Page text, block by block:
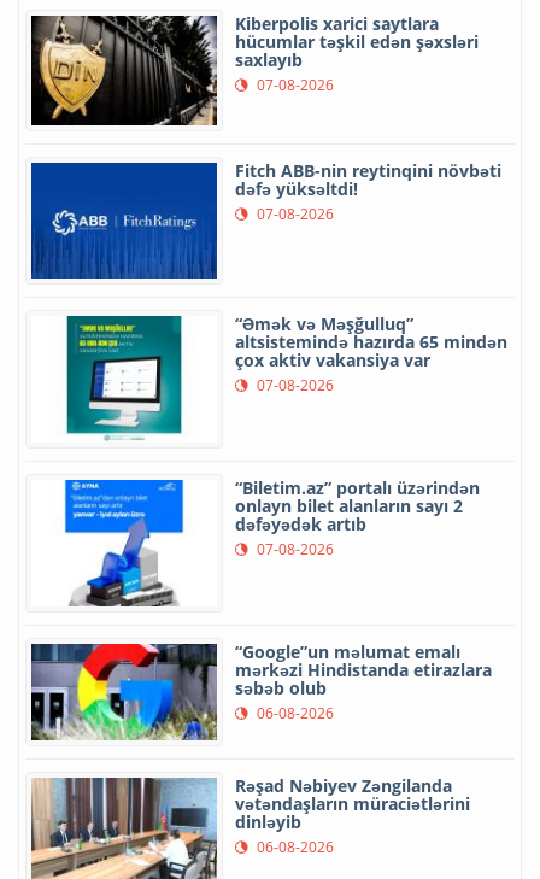
Kiberpolis xarici saytlara
hücumlar təşkil edən şəxsləri
saxlayıb
07-08-2026
Fitch ABB-nin reytinqini növbəti
dəfə yüksəltdi!
07-08-2026
“Əmək və Məşğulluq”
altsistemində hazırda 65 mindən
çox aktiv vakansiya var
07-08-2026
“Biletim.az” portalı üzərindən
onlayn bilet alanların sayı 2
dəfəyədək artıb
07-08-2026
“Google”un məlumat emalı
mərkəzi Hindistanda etirazlara
səbəb olub
06-08-2026
Rəşad Nəbiyev Zəngilanda
vətəndaşların müraciətlərini
dinləyib
06-08-2026